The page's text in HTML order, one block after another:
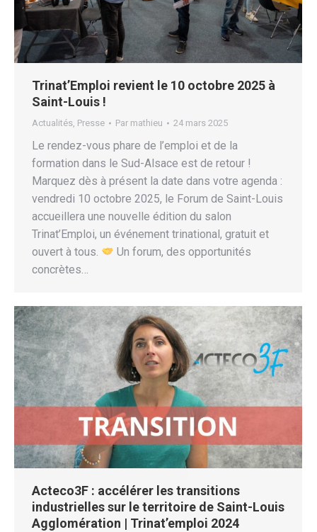
Trinat’Emploi revient le 10 octobre 2025 à
Saint-Louis !
Actualités Presse Par mathieu 24 mars 2025
Le rendez-vous phare de l’emploi et de la
formation dans le Sud-Alsace est de retour !
Marquez dès à présent la date dans votre agenda :
vendredi 10 octobre 2025, le Forum de Saint-Louis
accueillera une nouvelle édition du salon
Trinat’Emploi, un événement trinational, gratuit et
ouvert à tous.
Un forum, des opportunités
concrètes…
Acteco3F : accélérer les transitions
industrielles sur le territoire de Saint-Louis
Agglomération | Trinat’emploi 2024